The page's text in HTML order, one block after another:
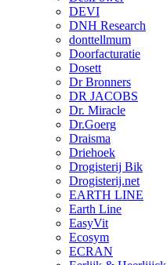
DEVI
DNH Research
donttellmum
Doorfacturatie
Dosett
Dr Bronners
DR JACOBS
Dr. Miracle
Dr.Goerg
Draisma
Driehoek
Drogisterij Bik
Drogisterij.net
EARTH LINE
Earth Line
EasyVit
Ecosym
ECRAN